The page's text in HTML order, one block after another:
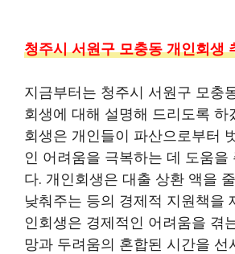
청주시 서원구 모충동 개인회생
지금부터는 청주시 서원구 모충
회생에 대해 설명해 드리도록 하
회생은 개인들이 파산으로부터
인 어려움을 극복하는 데 도움을
다. 개인회생은 대출 상환 액을
낮춰주는 등의 경제적 지원책을
인회생은 경제적인 어려움을 겪
망과 두려움의 혼합된 시간을 선